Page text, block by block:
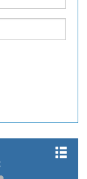
FIORELLI